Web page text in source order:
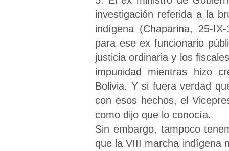
investigación referida a la
indígena (Chaparina, 25-
para ese ex funcionario
justicia ordinaria y los
impunidad mientras hizo
Bolivia. Y si fuera verdad
con esos hechos, el
como dijo que lo conocía.
Sin embargo, tampoco
que la VIII marcha indígena